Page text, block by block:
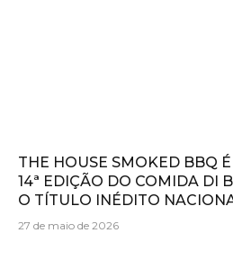
THE HOUSE SMOKED BBQ
14ª EDIÇÃO DO COMIDA DI
O TÍTULO INÉDITO
27 de maio de 2026